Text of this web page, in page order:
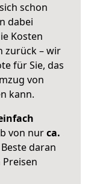
schon
dabei
Kosten
zurück – wir
für Sie, das
von
kann.
von nurca.
daran